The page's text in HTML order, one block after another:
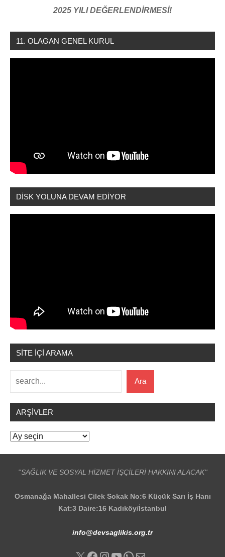
2025 YILI DEĞERLENDİRMESİ!
11. OLAGAN GENEL KURUL
DİSK YOLUNA DEVAM EDİYOR
SİTE İÇİ ARAMA
Ara
ARŞIVLER
Arşivler
''SAĞLIK VE SOSYAL HİZMET İŞÇİLERİ HAKKINI ALACAK''
Osmanağa Mahallesi Çilek Sokak No:6 Küçük Sarı İş Hanı
Kat:3 Daire:16 Kadıköy/İstanbul
info@devsaglikis.org.tr